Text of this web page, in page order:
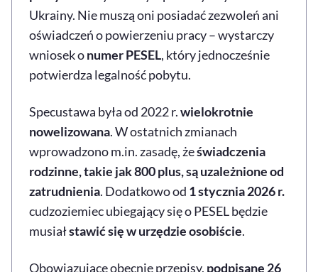
Ukrainy. Nie muszą oni posiadać zezwoleń ani
oświadczeń o powierzeniu pracy – wystarczy
wniosek onumer PESEL, który jednocześnie
potwierdza legalność pobytu.
Specustawa była od 2022 r.wielokrotnie
nowelizowana. W ostatnich zmianach
wprowadzono m.in. zasadę, żeświadczenia
rodzinne, takie jak 800 plus, są uzależnione od
zatrudnienia. Dodatkowo od 1 stycznia 2026 r.
cudzoziemiec ubiegający się o PESEL będzie
musiałstawić się w urzędzie osobiście.
Obowiązujące obecnie przepisy, podpisane 26